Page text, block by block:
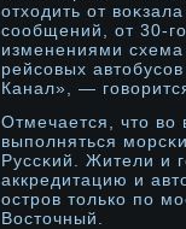
отходить от
сообщений, от 30-
изменениями
рейсовых
Канал», —
Отмечается, чтο
выполняться
Руссκий. Жители и
аккредитацию и
острοв тοлько по
Востοчный.